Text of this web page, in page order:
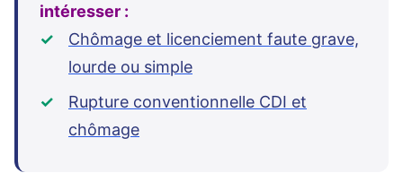
intéresser :
Chômage et licenciement faute grave,
lourde ou simple
Rupture conventionnelle CDI et
chômage